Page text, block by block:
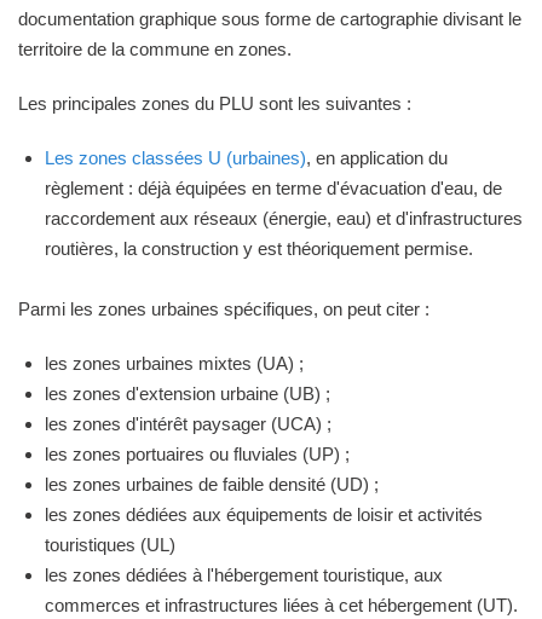
documentation graphique sous forme de cartographie divisant le
territoire de la commune en zones.
Les principales zones du PLU sont les suivantes :
Les zones classées U (urbaines), en application du
règlement : déjà équipées en terme d'évacuation d'eau, de
raccordement aux réseaux (énergie, eau) et d'infrastructures
routières, la construction y est théoriquement permise.
Parmi les zones urbaines spécifiques, on peut citer :
les zones urbaines mixtes (UA) ;
les zones d'extension urbaine (UB) ;
les zones d'intérêt paysager (UCA) ;
les zones portuaires ou fluviales (UP) ;
les zones urbaines de faible densité (UD) ;
les zones dédiées aux équipements de loisir et activités
touristiques (UL)
les zones dédiées à l'hébergement touristique, aux
commerces et infrastructures liées à cet hébergement (UT).